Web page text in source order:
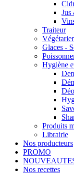
Jus
Traiteur
Glaces -
Hygiène
Produits
Librairie
Nos producteurs
PROMO
Nos recettes